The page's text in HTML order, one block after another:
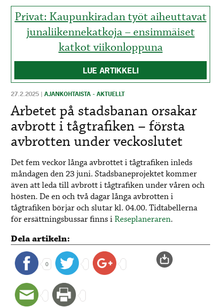
Privat: Kaupunkiradan työt aiheuttavat
junaliikennekatkoja – ensimmäiset
katkot viikonloppuna
LUE ARTIKKELI
27.2.2025 |AJANKOHTAISTA - AKTUELLT
Arbetet på stadsbanan orsakar
avbrott i tågtrafiken – första
avbrotten under veckoslutet
Det fem veckor långa avbrottet i tågtrafiken inleds
måndagen den 23 juni. Stadsbaneprojektet kommer
även att leda till avbrott i tågtrafiken under våren och
hösten. De en och två dagar långa avbrotten i
tågtrafiken börjar och slutar kl. 04.00. Tidtabellerna
för ersättningsbussar finns i Reseplaneraren.
Dela artikeln:
0